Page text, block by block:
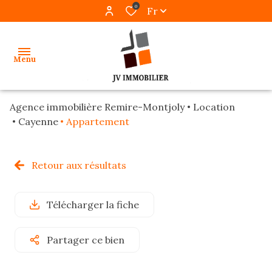
0 Fr
Menu
accueil
locations
gestion
neufs
Agence immobilière Remire-Montjoly
Location
Cayenne
Appartement
Retour aux résultats
Télécharger la fiche
Partager ce bien